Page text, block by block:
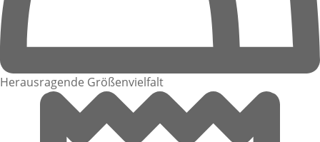
Herausragende Größenvielfalt